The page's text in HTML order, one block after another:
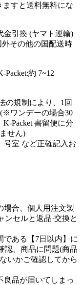
すと送料無料にな
金引換 (ヤマト運輸)
その他の国配送時
Packet:約 7~12
の規制により、1回
ワンデーの場合30
Packet 書留便に分
せん)
号室 など正確記入お
場合、個人用注文製
セルと返品·交換と
である【7日以内】に
認、商品に問題(商品
いかご確認してから
良品が届いてしまっ